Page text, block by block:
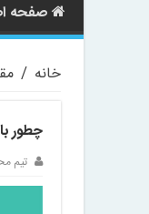
صفحه
خانه /
چطور
تیم